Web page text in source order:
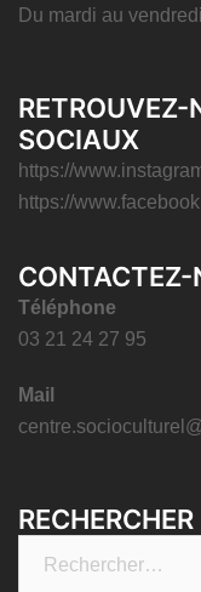
Du mardi au
RETROUVEZ-
SOCIAUX
https://
https://
CONTACTEZ-
Téléphone
03 21 24 27 95
Mail
RECHERCHER